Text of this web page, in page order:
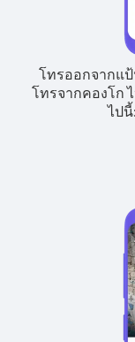
โทรออกจากแ
โทรจากคองโก
ไปนี้: